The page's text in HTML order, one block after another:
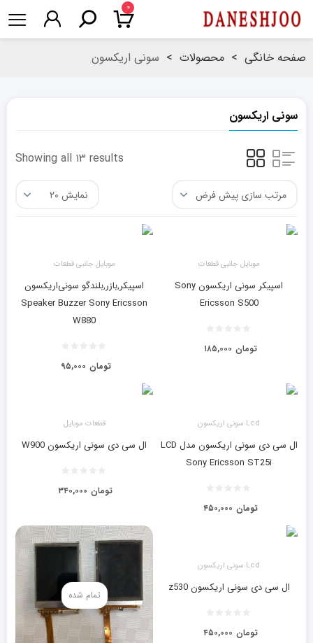
۰
صفحه خانگی > محصولات > سونی اریکسون
سونی اریکسون
Showing all ۱۳ results
موبایل جانبی قطعات
اسپیکر سونی اریکسون Sony
Ericsson S500
۱۸۵,۰۰۰ تومان
موبایل جانبی قطعات
اسپیکر‌,بازر‌,بلندگو سونی‌اریکسون
Speaker Buzzer Sony Ericsson
W880
۹۵,۰۰۰ تومان
Lcd سونی اریکسون
ال‌ سی ‌دی سونی اريكسون مدل LCD
Sony Ericsson ST25i
۴۵۰,۰۰۰ تومان
قطعات موبایل
ال سی دی سونی اریکسون W900
۳۴۰,۰۰۰ تومان
Lcd سونی اریکسون
ال سی دی سونی اریکسون z530
۴۵۰,۰۰۰ تومان
تمام شده